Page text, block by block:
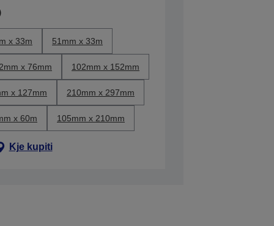
x 33m 51mm x 33m
x 76mm 102mm x 152mm
x 127mm 210mm x 297mm
x 60m 105mm x 210mm
Kje kupiti